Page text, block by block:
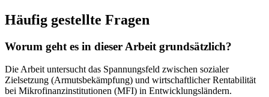
Häufig gestellte Fragen
Worum geht es in dieser Arbeit grundsätzlich?
Die Arbeit untersucht das Spannungsfeld zwischen sozialer
Zielsetzung (Armutsbekämpfung) und wirtschaftlicher Rentabilität
bei Mikrofinanzinstitutionen (MFI) in Entwicklungsländern.